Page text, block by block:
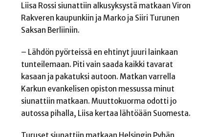
Liisa Rossi siunattiin alkusyksystä matkaan Viron
Rakveren kaupunkiin ja Marko ja Siiri Turunen
Saksan Berliiniin.
– Lähdön pyörteissä en ehtinyt juuri lainkaan
tunteilemaan. Piti vain saada kaikki tavarat
kasaan ja pakatuksi autoon. Matkan varrella
Karkun evankelisen opiston messussa minut
siunattiin matkaan. Muuttokuorma odotti jo
autossa pihalla, Liisa kertaa lähtöään Suomesta.
Turuset siunattiin matkaan Helsingin Pyhän